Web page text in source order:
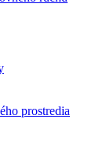
prostredia